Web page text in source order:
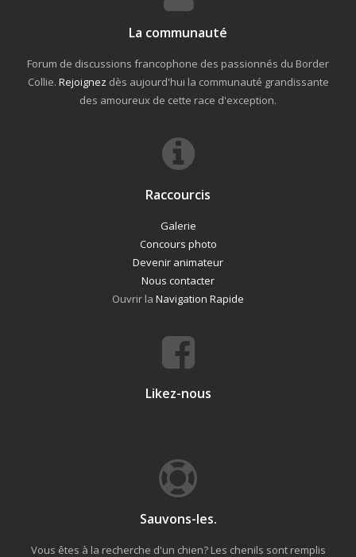
La communauté
Forum de discussions francophone des passionnés du Border
Collie. Rejoignez dès aujourd'hui la communauté grandissante
des amoureux de cette race d'exception.
Raccourcis
Galerie
Concours photo
Devenir animateur
Nous contacter
Ouvrir la Navigation Rapide
Likez-nous
Sauvons-les.
Vous êtes à la recherche d'un chien? Les chenils sont remplis